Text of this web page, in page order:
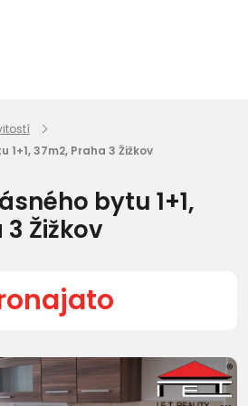
37m2, Praha 3 Žižkov
bytu 1+1,
Žižkov